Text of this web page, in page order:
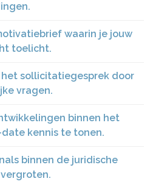
waarin je jouw
toelicht.
sollicitatiegesprek door
vragen.
binnen het
kennis te tonen.
binnen de juridische